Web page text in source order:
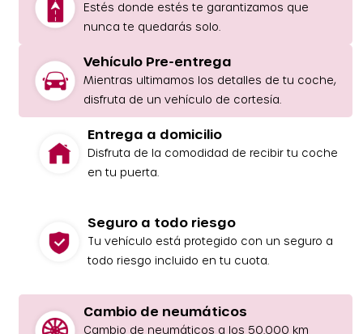
Estés donde estés te garantizamos que
nunca te quedarás solo.
Vehículo Pre-entrega
Mientras ultimamos los detalles de tu coche,
disfruta de un vehículo de cortesía.
Entrega a domicilio
Disfruta de la comodidad de recibir tu coche
en tu puerta.
Seguro a todo riesgo
Tu vehículo está protegido con un seguro a
todo riesgo incluido en tu cuota.
Cambio de neumáticos
Cambio de neumáticos a los 50.000 km